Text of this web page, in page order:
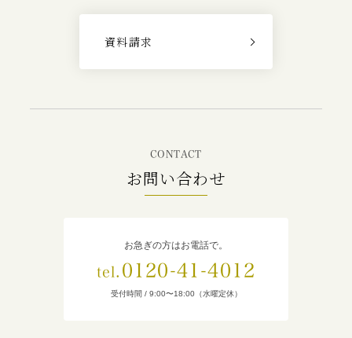
資料請求
CONTACT
お問い合わせ
お急ぎの方はお電話で。
tel. 0120-41-4012
受付時間 / 9:00〜18:00（水曜定休）